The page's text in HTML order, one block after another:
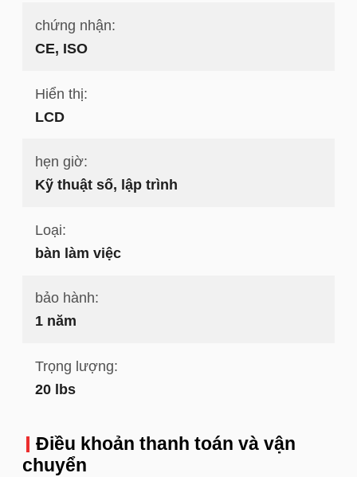
chứng nhận:
CE, ISO
Hiển thị:
LCD
hẹn giờ:
Kỹ thuật số, lập trình
Loại:
bàn làm việc
bảo hành:
1 năm
Trọng lượng:
20 lbs
Điều khoản thanh toán và vận
chuyển